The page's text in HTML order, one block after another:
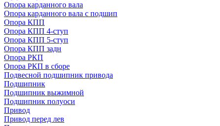
Опора карданного вала
Опора карданного вала с подшип
Опора КПП
Опора КПП 4-ступ
Опора КПП 5-ступ
Опора КПП задн
Опора РКП
Опора РКП в сборе
Подвесной подшипник привода
Подшипник
Подшипник выжимной
Подшипник полуоси
Привод
Привод перед лев